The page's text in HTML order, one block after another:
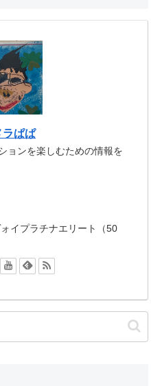
ラぱぱ
ョンを楽しむための情報を
イプラチナエリート（50